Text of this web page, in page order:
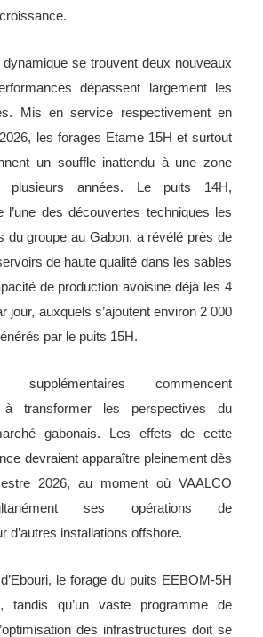
se trouvent deux nouveaux
dépassent largement les
Mis en service respectivement en
les forages Etame 15H et surtout
un souffle inattendu à une zone
plusieurs années. Le puits 14H,
l’une des découvertes techniques les
du groupe au Gabon, a révélé près de
de haute qualité dans les sables
de production avoisine déjà les 4
jour, auxquels s’ajoutent environ 2 000
par le puits 15H.
commencent
à transformer les perspectives du
gabonais. Les effets de cette
devraient apparaître pleinement dès
2026, au moment où VAALCO
ses opérations de
d’autres installations offshore.
le forage du puits EEBOM-5H
tandis qu’un vaste programme de
des infrastructures doit se